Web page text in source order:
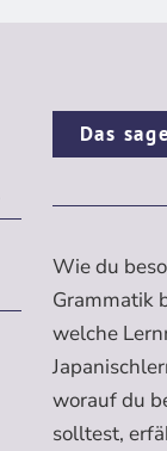
Das
Wie du
Grammatik
welche
worauf du
solltest,